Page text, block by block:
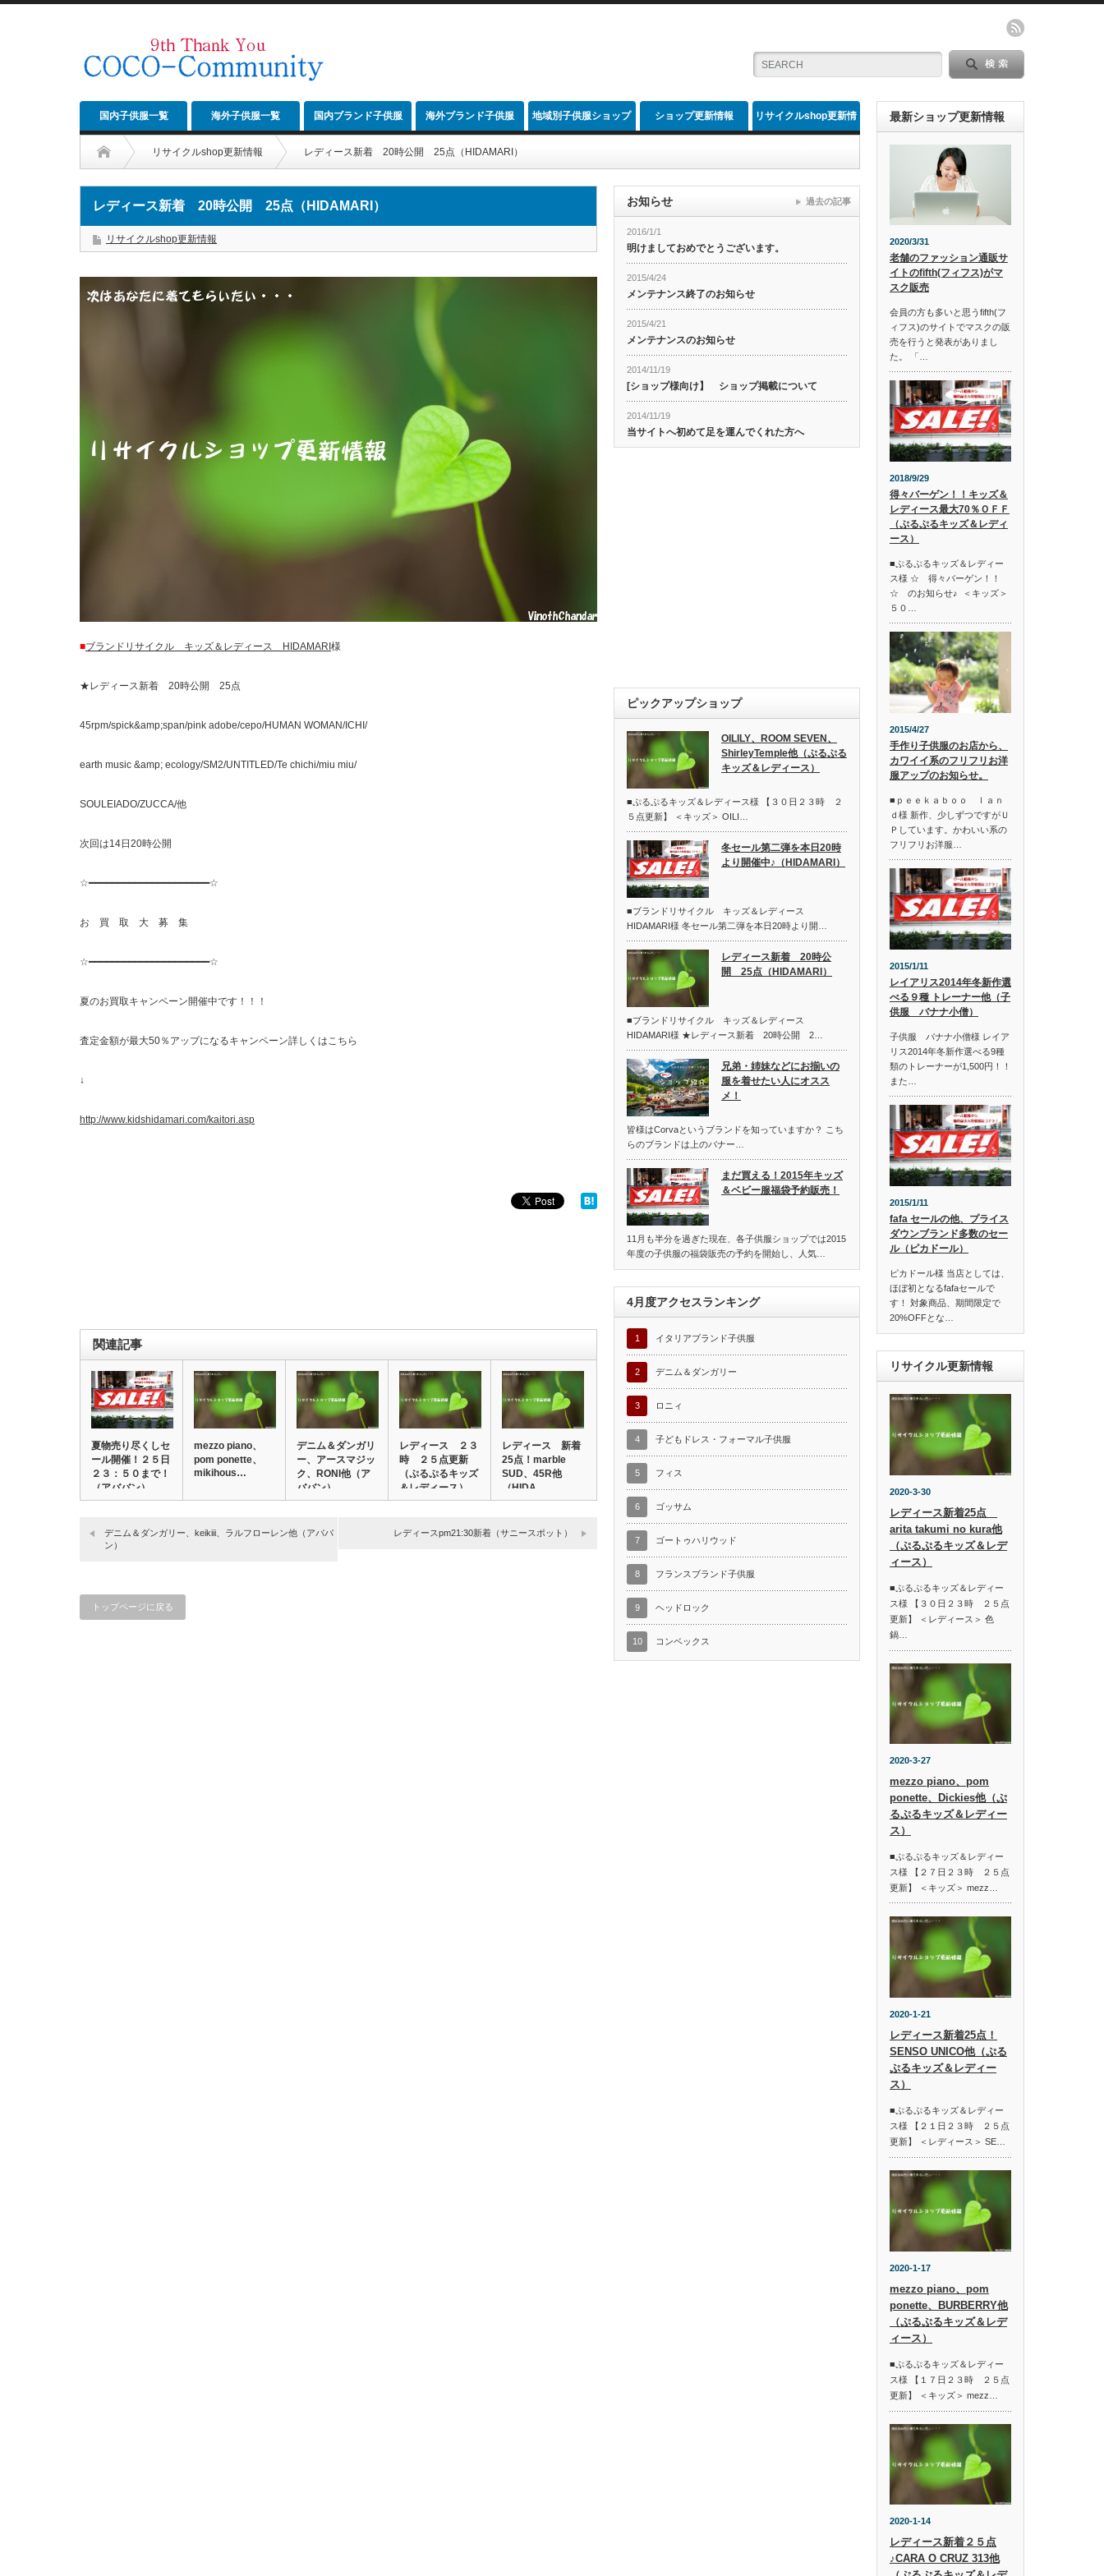
国内子供服一覧 海外子供服一覧 国内ブランド子供服 海外ブランド子供服 地域別子供服ショップ ショップ更新情報 リサイクルshop更新情
リサイクルshop更新情報 レディース新着 20時公開 25点（HIDAMARI）
レディース新着 20時公開 25点（HIDAMARI）
リサイクルshop更新情報
■ブランドリサイクル キッズ＆レディース HIDAMARI 様
★レディース新着 20時公開 25点
45rpm/spick&amp;span/pink adobe/cepo/HUMAN WOMAN/ICHI/
earth music &amp; ecology/SM2/UNTITLED/Te chichi/miu miu/
SOULEIADO/ZUCCA/他
次回は14日20時公開
☆━━━━━━━━━━━━━━━━━━━━━☆
お 買 取 大 募 集
☆━━━━━━━━━━━━━━━━━━━━━☆
夏のお買取キャンペーン開催中です！！！
査定金額が最大50％アップになるキャンペーン詳しくはこちら
↓
http://www.kidshidamari.com/kaitori.asp
関連記事
夏物売り尽くしセ
ール開催！２５日
２３：５０まで！
（アババン）
mezzo piano、
pom ponette、
mikihous…
デニム＆ダンガリ
ー、アースマジッ
ク、RONI他（ア
ババン）
レディース ２３
時 ２５点更新
（ぷるぷるキッズ
＆レディース）
レディース 新着
25点！marble
SUD、45R他
（HIDA…
デニム＆ダンガリー、keikiii、ラルフローレン他（アババ
ン）
レディースpm21:30新着（サニースポット）
トップページに戻る
お知らせ
2016/1/1
明けましておめでとうございます。
2015/4/24
メンテナンス終了のお知らせ
2015/4/21
メンテナンスのお知らせ
2014/11/19
[ショップ様向け】 ショップ掲載について
2014/11/19
当サイトへ初めて足を運んでくれた方へ
過去の記事
ピックアップショップ
OILILY、ROOM SEVEN、
ShirleyTemple他（ぷるぷる
キッズ＆レディース）
■ぷるぷるキッズ＆レディース様 【３０日２３時 ２
５点更新】 ＜キッズ＞ OILI…
冬セール第二弾を本日20時
より開催中♪（HIDAMARI）
■ブランドリサイクル キッズ＆レディース
HIDAMARI様 冬セール第二弾を本日20時より開…
レディース新着 20時公
開 25点（HIDAMARI）
■ブランドリサイクル キッズ＆レディース
HIDAMARI様 ★レディース新着 20時公開 2…
兄弟・姉妹などにお揃いの
服を着せたい人にオスス
メ！
皆様はCorvaというブランドを知っていますか？ こち
らのブランドは上のバナー…
まだ買える！2015年キッズ
＆ベビー服福袋予約販売！
11月も半分を過ぎた現在、各子供服ショップでは2015
年度の子供服の福袋販売の予約を開始し、人気…
4月度アクセスランキング
1 イタリアブランド子供服
2 デニム＆ダンガリー
3 ロニィ
4 子どもドレス・フォーマル子供服
5 フィス
6 ゴッサム
7 ゴートゥハリウッド
8 フランスブランド子供服
9 ヘッドロック
10 コンベックス
最新ショップ更新情報
2020/3/31
老舗のファッション通販サ
イトのfifth(フィフス)がマ
スク販売
会員の方も多いと思うfifth(フ
ィフス)のサイトでマスクの販
売を行うと発表がありまし
た。 「…
2018/9/29
得々バーゲン！！キッズ＆
レディース最大70％ＯＦＦ
（ぷるぷるキッズ＆レディ
ース）
■ぷるぷるキッズ＆レディー
ス様 ☆ 得々バーゲン！！
☆ のお知らせ♪ ＜キッズ＞
５０…
2015/4/27
手作り子供服のお店から、
カワイイ系のフリフリお洋
服アップのお知らせ。
■ｐｅｅｋａｂｏｏ ｌａｎ
ｄ様 新作、少しずつですがＵ
Ｐしています。かわいい系の
フリフリお洋服…
2015/1/11
レイアリス2014年冬新作選
べる９種 トレーナー他（子
供服 バナナ小僧）
子供服 バナナ小僧様 レイア
リス2014年冬新作選べる9種
類のトレーナーが1,500円！！
また…
2015/1/11
fafa セールの他、プライス
ダウンブランド多数のセー
ル（ピカドール）
ピカドール様 当店としては、
ほぼ初となるfafaセールで
す！ 対象商品、期間限定で
20%OFFとな…
リサイクル更新情報
2020-3-30
レディース新着25点
arita takumi no kura他
（ぷるぷるキッズ＆レデ
ィース）
■ぷるぷるキッズ＆レディー
ス様 【３０日２３時 ２５点
更新】 ＜レディース＞ 色
鍋…
2020-3-27
mezzo piano、pom
ponette、Dickies他（ぷ
るぷるキッズ＆レディー
ス）
■ぷるぷるキッズ＆レディー
ス様 【２７日２３時 ２５点
更新】 ＜キッズ＞ mezz…
2020-1-21
レディース新着25点！
SENSO UNICO他（ぷる
ぷるキッズ＆レディー
ス）
■ぷるぷるキッズ＆レディー
ス様 【２１日２３時 ２５点
更新】 ＜レディース＞ SE…
2020-1-17
mezzo piano、pom
ponette、BURBERRY他
（ぷるぷるキッズ＆レデ
ィース）
■ぷるぷるキッズ＆レディー
ス様 【１７日２３時 ２５点
更新】 ＜キッズ＞ mezz…
2020-1-14
レディース新着２５点
♪CARA O CRUZ 313他